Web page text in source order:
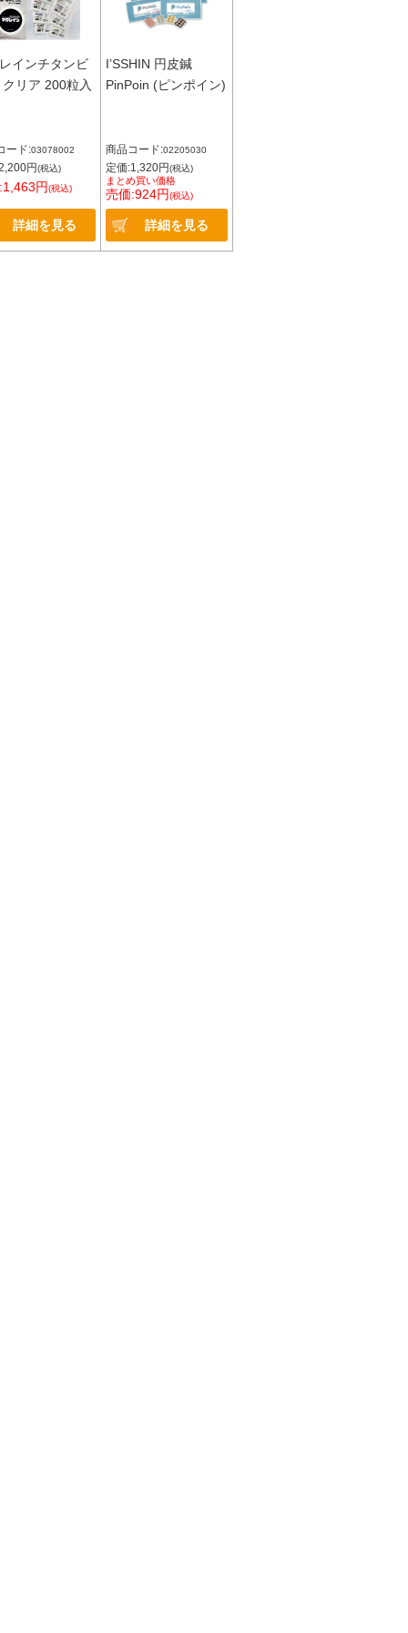
インチタンビ
リア 200粒入
ード:03078002
円(税込)
円(税込)
詳細を見る
I’SSHIN 円皮鍼
PinPoin (ピンポイン)
商品コード:02205030
定価:1,320円(税込)
まとめ買い価格
売価:924円(税込)
詳細を見る